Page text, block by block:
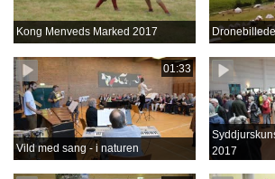
Kong Menveds Marked 2017
01:33
Vild med sang - i naturen
2017